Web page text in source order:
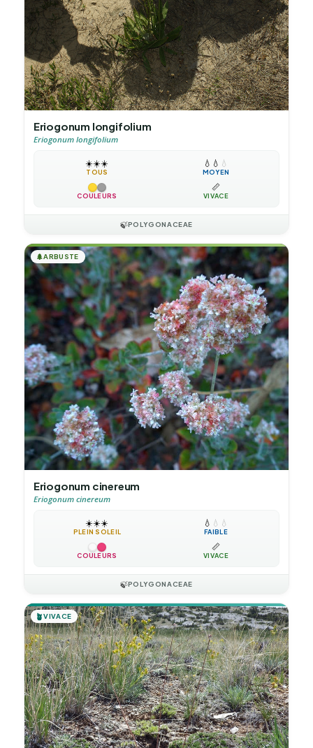
Eriogonum longifolium
Eriogonum longifolium
☀️☀️☀️
TOUS
💧 💧 💧
MOYEN
COULEURS
📏
VIVACE
🍃POLYGONACEAE
🌲ARBUSTE
Eriogonum cinereum
Eriogonum cinereum
☀️☀️☀️
PLEIN SOLEIL
💧 💧 💧
FAIBLE
COULEURS
📏
VIVACE
🍃POLYGONACEAE
🪴VIVACE